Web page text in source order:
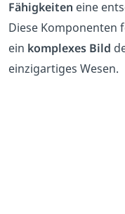
Fähigkeiten eine
Diese Komponenten
ein komplexes Bild
einzigartiges Wesen.